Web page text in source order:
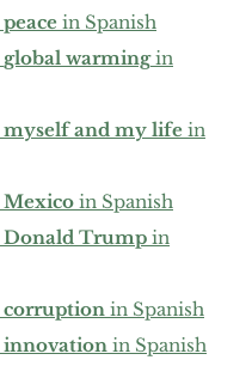
peace in Spanish
global warmingin
myself and my life in
Mexico in Spanish
Donald Trump in
corruption in Spanish
innovation in Spanish